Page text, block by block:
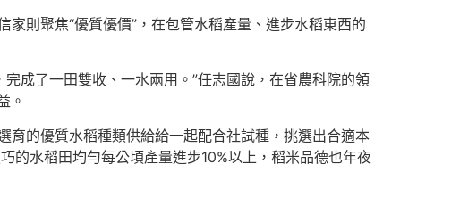
則聚焦“優質優價”，在包管水稻產量、進步水稻東西的
成了一田雙收、一水兩用。”任志國說，在省農科院的領
。
育的優質水稻種類供給給一起配合社試種，挑選出合適本
的水稻田均勻每公頃產量進步10%以上，稻米品德也年夜